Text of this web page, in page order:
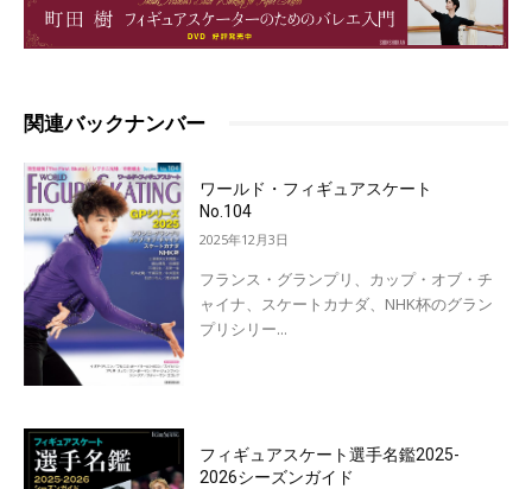
関連バックナンバー
ワールド・フィギュアスケート
No.104
2025年12月3日
フランス・グランプリ、カップ・オブ・チ
ャイナ、スケートカナダ、NHK杯のグラン
プリシリー...
フィギュアスケート選手名鑑2025-
2026シーズンガイド